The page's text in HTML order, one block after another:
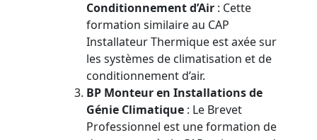
Conditionnement d’Air : Cette
formation similaire au CAP
Installateur Thermique est axée sur
les systèmes de climatisation et de
conditionnement d’air.
BP Monteur en Installations de
Génie Climatique : Le Brevet
Professionnel est une formation de